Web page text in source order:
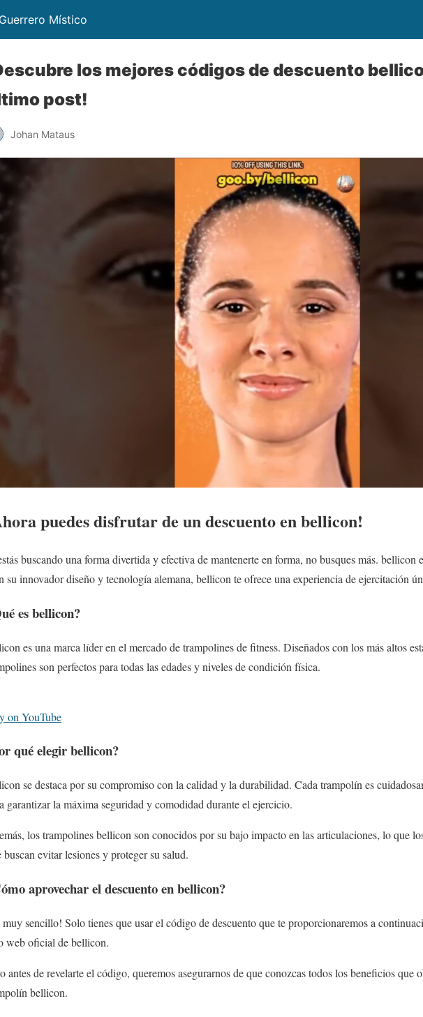
Místico
los mejores códigos de descuento
post!
Johan Mataus
puedes disfrutar de un descuento en bellicon!
buscando una forma divertida y efectiva de mantenerte en forma, no busques más. bellicon
su innovador diseño y tecnología alemana, bellicon te ofrece una experiencia de ejercitación
es bellicon?
es una marca líder en el mercado de trampolines de fitness. Diseñados con los más altos
son perfectos para todas las edades y niveles de condición física.
on YouTube
qué elegir bellicon?
se destaca por su compromiso con la calidad y la durabilidad. Cada trampolín es
garantizar la máxima seguridad y comodidad durante el ejercicio.
los trampolines bellicon son conocidos por su bajo impacto en las articulaciones, lo que
buscan evitar lesiones y proteger su salud.
aprovechar el descuento en bellicon?
muy sencillo! Solo tienes que usar el código de descuento que te proporcionaremos a
web oficial de bellicon.
antes de revelarte el código, queremos asegurarnos de que conozcas todos los beneficios que
bellicon.